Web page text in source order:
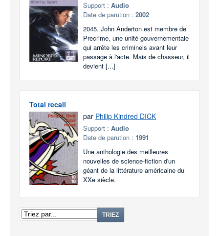
Support : Audio
Date de parution : 2002
2045. John Anderton est membre de
Precrime, une unité gouvernementale
qui arrête les criminels avant leur
passage à l'acte. Mais de chasseur, il
devient [...]
Total recall
par Philip Kindred DICK
Support : Audio
Date de parution : 1991
Une anthologie des meilleures
nouvelles de science-fiction d'un
géant de la littérature américaine du
XXe siècle.
TRIEZ